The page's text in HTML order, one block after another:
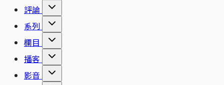
評論
系列
欄目
播客
影音